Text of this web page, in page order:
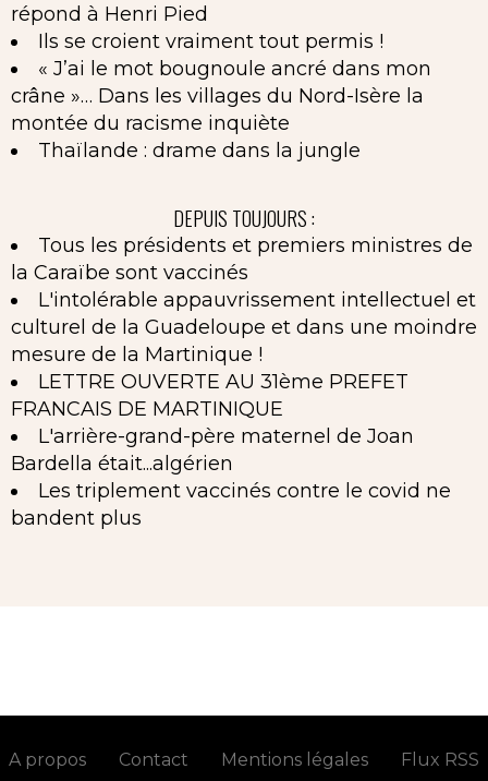
répond à Henri Pied
Ils se croient vraiment tout permis !
« J’ai le mot bougnoule ancré dans mon
crâne »… Dans les villages du Nord-Isère la
montée du racisme inquiète
Thaïlande : drame dans la jungle
DEPUIS TOUJOURS :
Tous les présidents et premiers ministres de
la Caraïbe sont vaccinés
L'intolérable appauvrissement intellectuel et
culturel de la Guadeloupe et dans une moindre
mesure de la Martinique !
LETTRE OUVERTE AU 31ème PREFET
FRANCAIS DE MARTINIQUE
L'arrière-grand-père maternel de Joan
Bardella était...algérien
Les triplement vaccinés contre le covid ne
bandent plus
A propos Contact Mentions légales Flux RSS